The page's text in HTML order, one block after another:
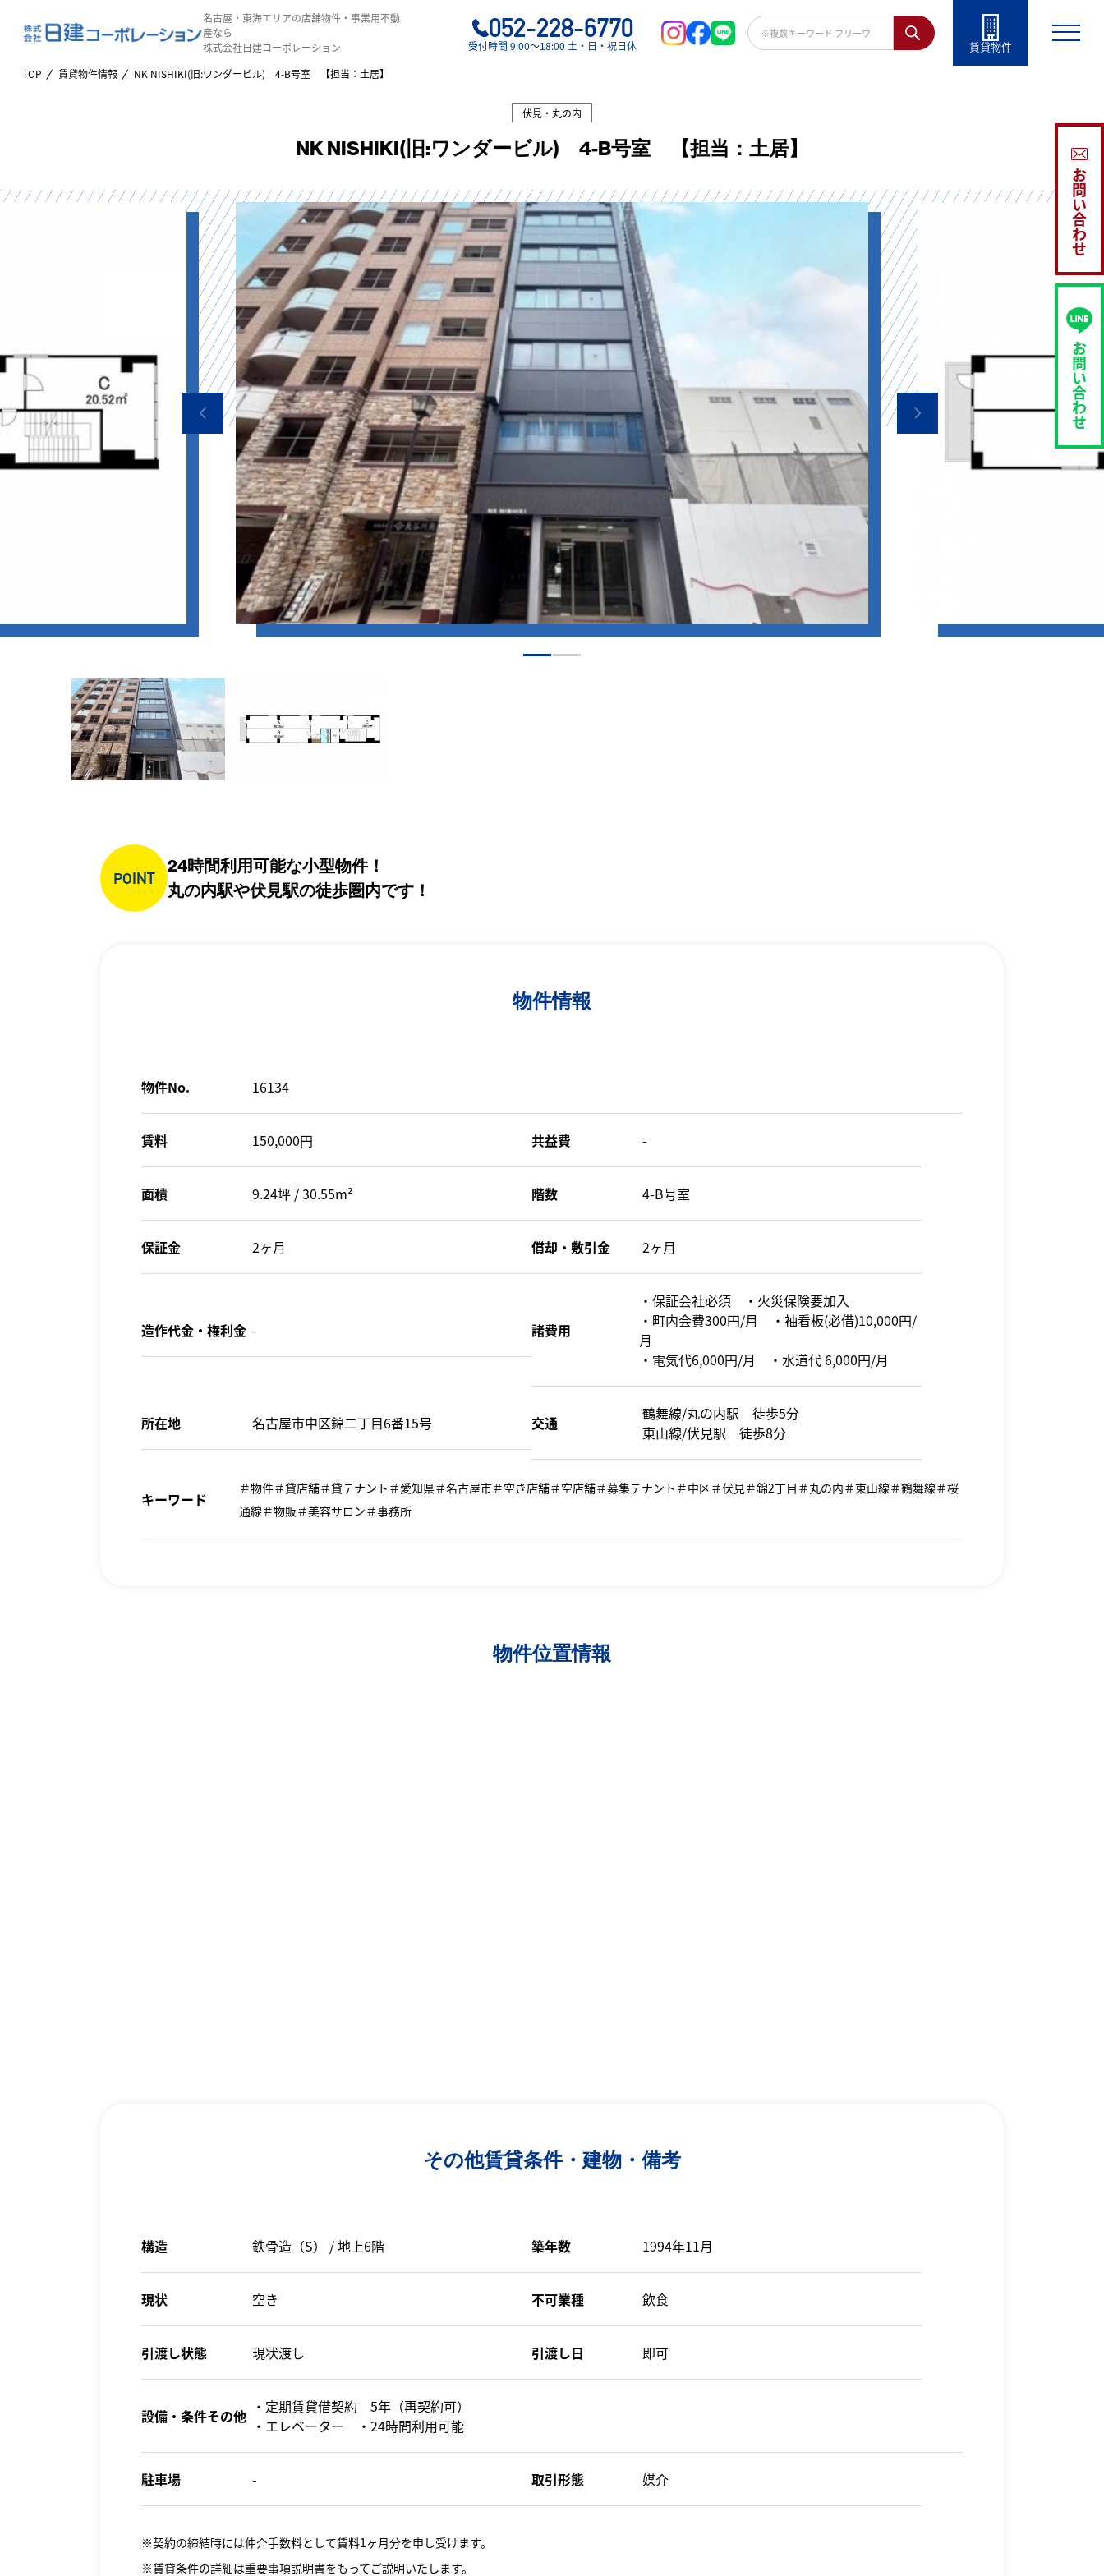
名古屋・東海エリアの店舗物件・事業用不動
産なら
株式会社日建コーポレーション
052-228-6770
受付時間 9:00〜18:00 土・日・祝日休 賃貸物件
お
問
い
合
わ
せ
お
問
い
合
わ
せ
TOP 賃貸物件情報 NK NISHIKI(旧:ワンダービル) 4-B号室 【担当：土居】
伏見・丸の内
NK NISHIKI(旧:ワンダービル) 4-B号室 【担当：土居】
POINT
24時間利用可能な小型物件！
丸の内駅や伏見駅の徒歩圏内です！
物件情報
物件No. 16134
賃料 150,000円 共益費 -
面積 9.24坪 / 30.55m² 階数 4-B号室
保証金 2ヶ月 償却・敷引金 2ヶ月
造作代金・権利金 - 諸費用
・保証会社必須 ・火災保険要加入
・町内会費300円/月 ・袖看板(必借)10,000円/
月
・電気代6,000円/月 ・水道代 6,000円/月
所在地 名古屋市中区錦二丁目6番15号 交通
鶴舞線/丸の内駅 徒歩5分
東山線/伏見駅 徒歩8分
キーワード
＃物件＃貸店舗＃貸テナント＃愛知県＃名古屋市＃空き店舗＃空店舗＃募集テナント＃中区＃伏見＃錦2丁目＃丸の内＃東山線＃鶴舞線＃桜
通線＃物販＃美容サロン＃事務所
物件位置情報
その他賃貸条件・建物・備考
構造 鉄骨造（S） / 地上6階 築年数 1994年11月
現状 空き 不可業種 飲食
引渡し状態 現状渡し 引渡し日 即可
設備・条件その他 ・定期賃貸借契約 5年（再契約可）
・エレベーター ・24時間利用可能
駐車場 - 取引形態 媒介
※契約の締結時には仲介手数料として賃料1ヶ月分を申し受けます。
※賃貸条件の詳細は重要事項説明書をもってご説明いたします。